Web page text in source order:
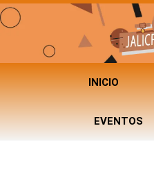
INICIO
EVENTOS